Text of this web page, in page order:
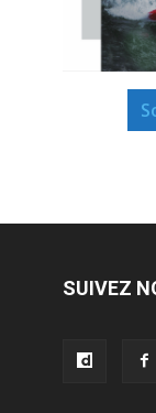
SUIVEZ